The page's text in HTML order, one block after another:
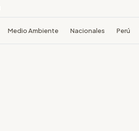
Medio Ambiente Nacionales Perú